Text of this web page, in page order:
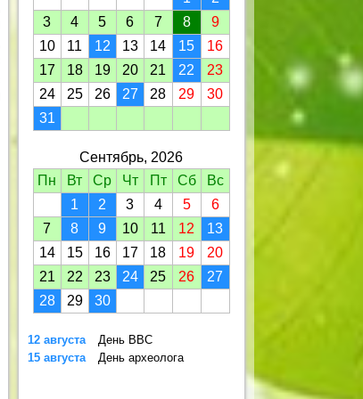
3
4 5 6 7 8
9
10
11 12 13 14 15
16
17
18 19 20 21 22
23
24
25 26 27 28 29
30
31
Сентябрь, 2026
Пн
Вт Ср Чт Пт Сб
Вс
1
2 3 4 5
6
7
8 9 10 11 12
13
14
15 16 17 18 19
20
21
22 23 24 25 26
27
28
29 30
12 августа
День ВВС
15 августа
День археолога